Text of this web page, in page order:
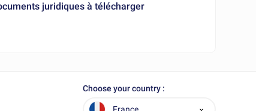
juridiques à télécharger
Choose your country :